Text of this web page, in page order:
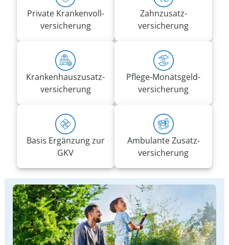
Private Kranken­voll­
versicherung
Zahnzusatz­
versicherung
Kranken­haus­zusatz­­
versicherung
Pflege-Monatsgeld­
versicherung
Basis Ergänzung zur
GKV
Ambulante Zusatz­
versicherung